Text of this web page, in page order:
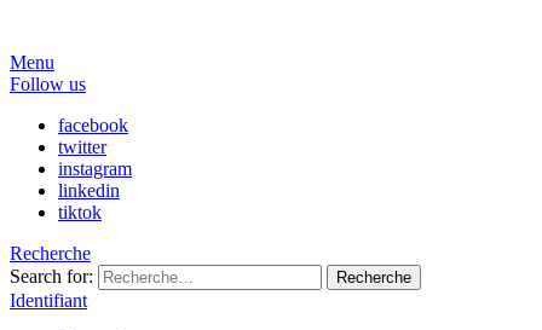
Menu
Follow us
facebook
twitter
instagram
linkedin
tiktok
Recherche
Search for:
Recherche
Identifiant